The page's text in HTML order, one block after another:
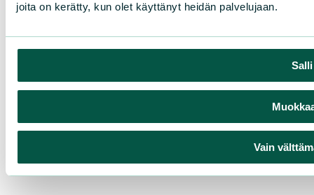
joita on kerätty, kun olet käyttänyt heidän palvelujaan.
Vain